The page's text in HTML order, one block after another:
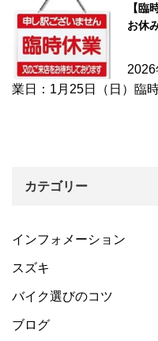
【臨
お休
業日：1月25日（日）臨
カテゴリー
インフォメーション
スズキ
バイク選びのコツ
ブログ